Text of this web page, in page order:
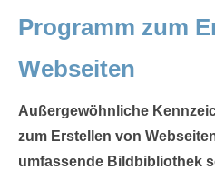
Programm zum
Webseiten
Außergewöhnliche
zum Erstellen von
umfassende Bildbibliothek